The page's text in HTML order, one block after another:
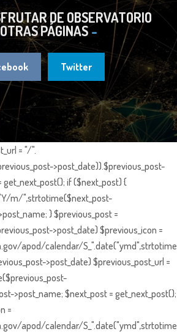
DE OBSERVATORIO
PÁGINAS
Twitter
= "/".
>post_date)).$previous_post-
get_next_post(); if ($next_post) {
m/",strtotime($next_post-
} $previous_post =
>post_date) $previous_icon =
apod/calendar/
>post_date) $previous_post_url =
>post_name; $next_post = get_next_post();
=
apod/calendar/